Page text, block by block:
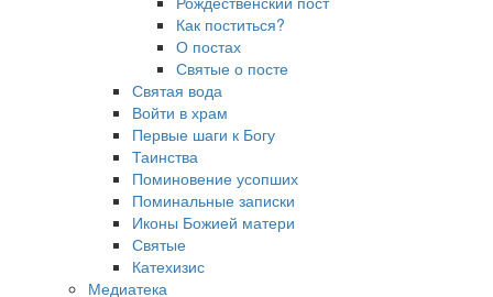
Как поститься?
О постах
Святые о посте
Святая вода
Войти в храм
Первые шаги к Богу
Таинства
Поминовение усопших
Поминальные записки
Иконы Божией матери
Святые
Катехизис
Медиатека